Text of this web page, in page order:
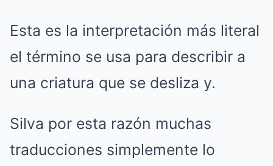
Esta es la interpretación más literal
el término se usa para describir a
una criatura que se desliza y.
Silva por esta razón muchas
traducciones simplemente lo